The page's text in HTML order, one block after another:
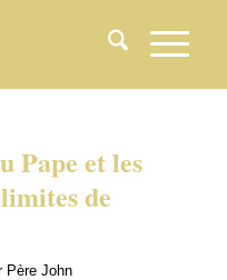
Pape et les
de
Père John